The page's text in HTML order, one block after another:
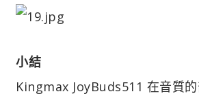
小結
Kingmax JoyBuds511 在音質